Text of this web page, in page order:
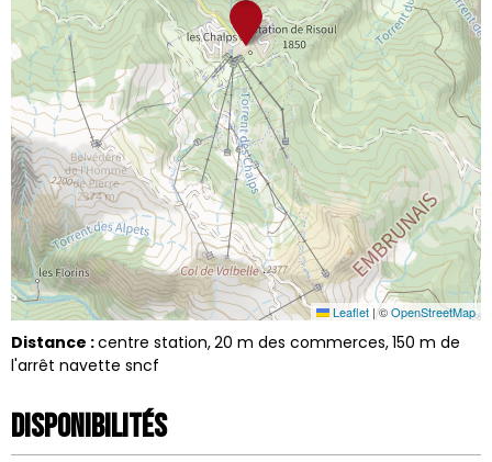
Leaflet |©OpenStreetMap
Distance :centre station 20 m des commerces 150 m de
l'arrêt navette sncf
Disponibilités